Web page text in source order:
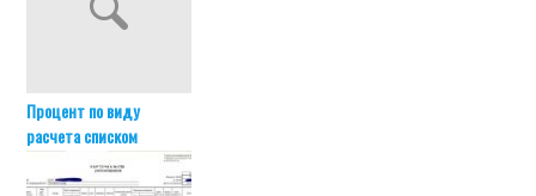
Процент по виду
расчета списком